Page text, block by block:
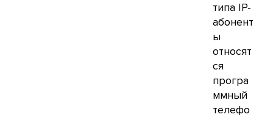
типа IP-
абонент
ы
относят
ся
програ
ммный
телефо